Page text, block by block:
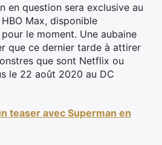
en question sera exclusive au
Max, disponible
le moment. Une aubaine
que ce dernier tarde à attirer
que sont Netflix ou
le 22 août 2020 au DC
teaser avec Superman en